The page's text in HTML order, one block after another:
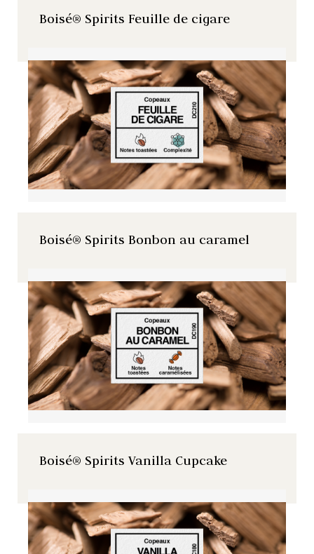
Boisé® Spirits Feuille de cigare
Boisé® Spirits Bonbon au caramel
Boisé® Spirits Vanilla Cupcake